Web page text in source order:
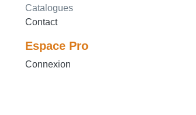
Catalogues
Contact
Espace Pro
Connexion